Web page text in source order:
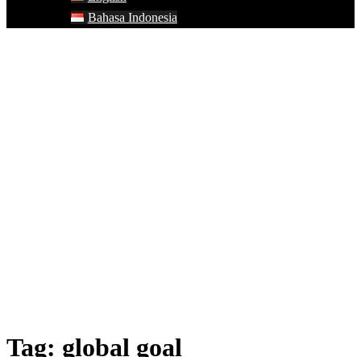
Bahasa Indonesia
Tag: global goal